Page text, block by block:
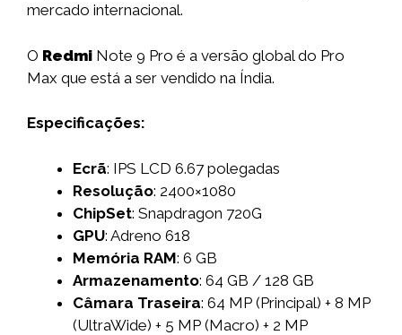
mercado internacional.
O Redmi Note 9 Pro é a versão global do Pro
Max que está a ser vendido na Índia.
Especificações:
Ecrã: IPS LCD 6.67 polegadas
Resolução: 2400×1080
ChipSet: Snapdragon 720G
GPU: Adreno 618
Memória RAM: 6 GB
Armazenamento: 64 GB / 128 GB
Câmara Traseira: 64 MP (Principal) + 8 MP
(UltraWide) + 5 MP (Macro) + 2 MP